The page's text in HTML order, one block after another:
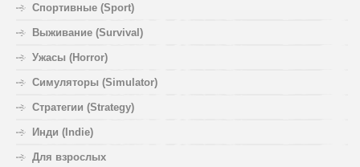
Спортивные (Sport)
Выживание (Survival)
Ужасы (Horror)
Симуляторы (Simulator)
Стратегии (Strategy)
Инди (Indie)
Для взрослых